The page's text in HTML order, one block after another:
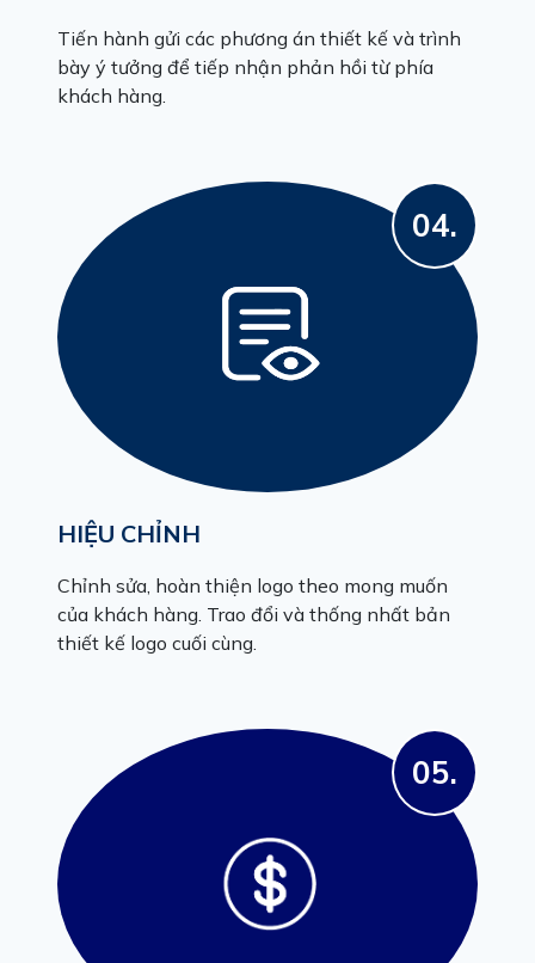
Tiến hành gửi các phương án thiết kế và trình
bày ý tưởng để tiếp nhận phản hồi từ phía
khách hàng.
04.
HIỆU CHỈNH
Chỉnh sửa, hoàn thiện logo theo mong muốn
của khách hàng. Trao đổi và thống nhất bản
thiết kế logo cuối cùng.
05.